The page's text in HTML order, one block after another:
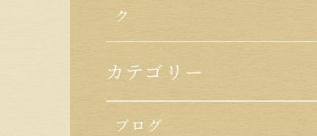
ク
カテゴリー
ブログ